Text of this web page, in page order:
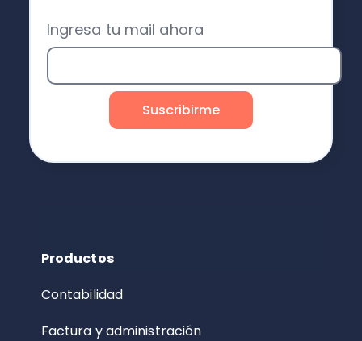
Ingresa tu mail ahora
Productos
Contabilidad
Factura y administración